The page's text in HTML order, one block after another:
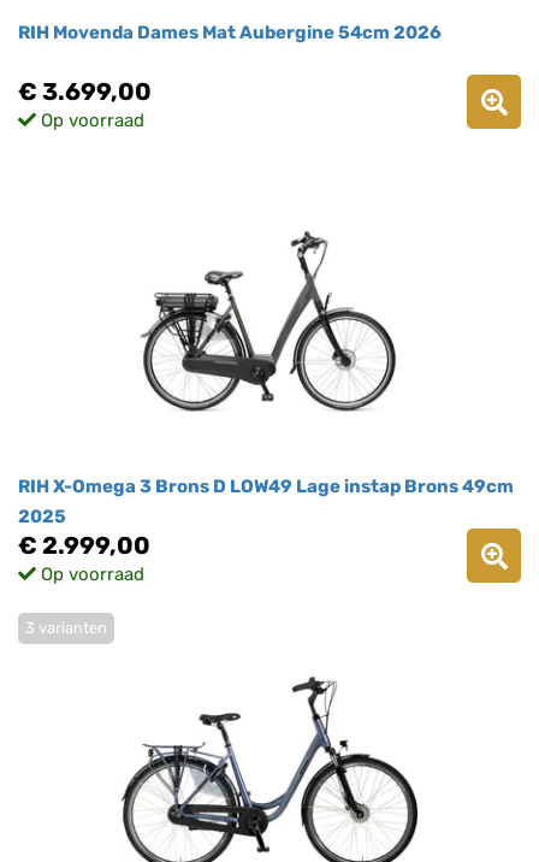
RIH Movenda Dames Mat Aubergine 54cm 2026
€ 3.699,00
Op voorraad
RIH X-Omega 3 Brons D LOW49 Lage instap Brons 49cm
2025
€ 2.999,00
Op voorraad
3 varianten